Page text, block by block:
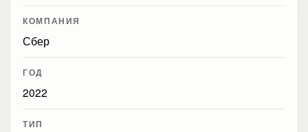
КОМПАНИЯ
Сбер
ГОД
2022
ТИП